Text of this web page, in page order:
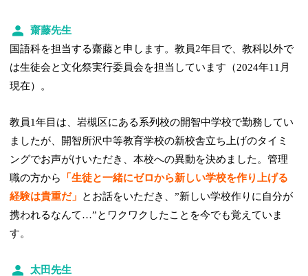
齋藤先生
国語科を担当する齋藤と申します。教員2年目で、教科以外で
は生徒会と文化祭実行委員会を担当しています（2024年11月
現在）。
教員1年目は、岩槻区にある系列校の開智中学校で勤務してい
ましたが、開智所沢中等教育学校の新校舎立ち上げのタイミ
ングでお声がけいただき、本校への異動を決めました。管理
職の方から
「生徒と一緒にゼロから新しい学校を作り上げる
経験は貴重だ」
とお話をいただき、”新しい学校作りに自分が
携われるなんて…”とワクワクしたことを今でも覚えていま
す。
太田先生